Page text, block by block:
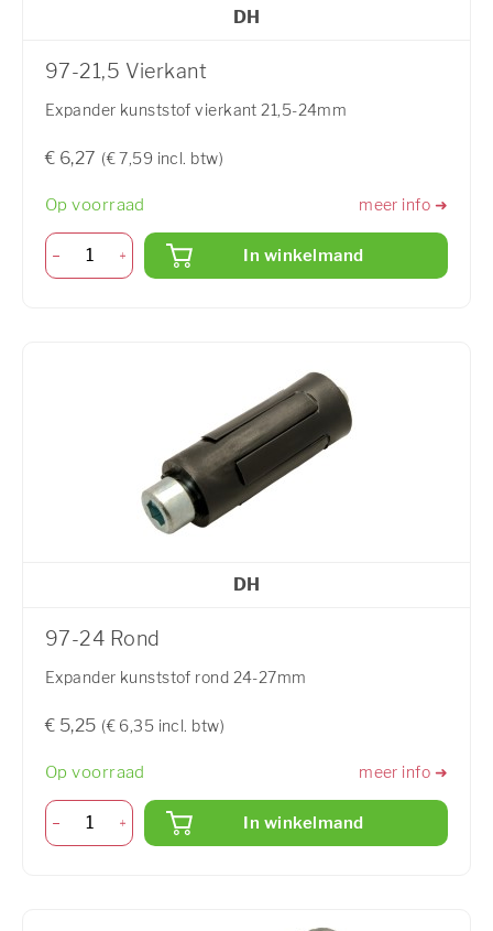
DH
97-21,5 Vierkant
Expander kunststof vierkant 21,5-24mm
€ 6,27 (€ 7,59 incl. btw)
Op voorraad meer info ➜
In winkelmand
DH
97-24 Rond
Expander kunststof rond 24-27mm
€ 5,25 (€ 6,35 incl. btw)
Op voorraad meer info ➜
In winkelmand